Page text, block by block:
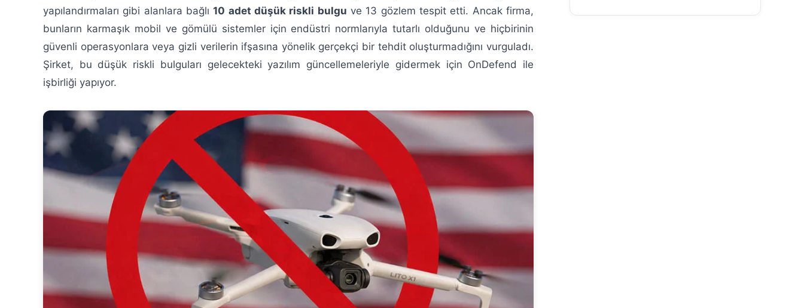
yapılandırmaları gibi alanlara bağlı10 adet düşük riskli bulgu ve 13 gözlem tespit etti. Ancak firma,
bunların karmaşık mobil ve gömülü sistemler için endüstri normlarıyla tutarlı olduğunu ve hiçbirinin
güvenli operasyonlara veya gizli verilerin ifşasına yönelik gerçekçi bir tehdit oluşturmadığını vurguladı.
Şirket, bu düşük riskli bulguları gelecekteki yazılım güncellemeleriyle gidermek için OnDefend ile
işbirliği yapıyor.